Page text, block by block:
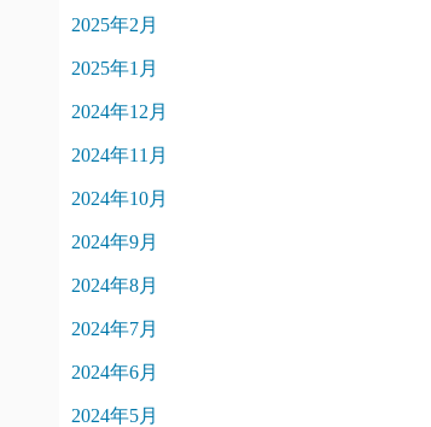
2025年2月
2025年1月
2024年12月
2024年11月
2024年10月
2024年9月
2024年8月
2024年7月
2024年6月
2024年5月